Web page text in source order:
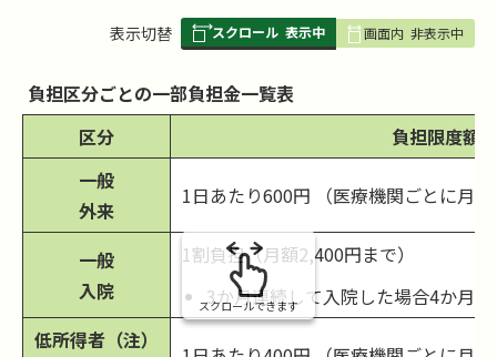
表
み
の
表示切替 スクロール 表示中 画面内 非表示中
負担区分ごとの一部負担金一覧表
区分
負担限度額
一般
外来
1日あたり600円 （医療機関ごとに月2
一般
入院
1割負担（月額2,400円まで）
3か月連続して入院した場合4か月
低所得者（注）
スクロールできます